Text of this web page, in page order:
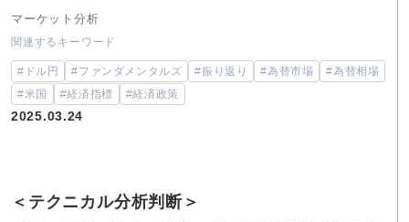
マーケット分析
関連するキーワード
#ドル円 #ファンダメンタルズ #振り返り #為替市場
#為替相場
#米国
#経済指標 #経済政策
2025.03.24
＜テクニカル分析判断＞